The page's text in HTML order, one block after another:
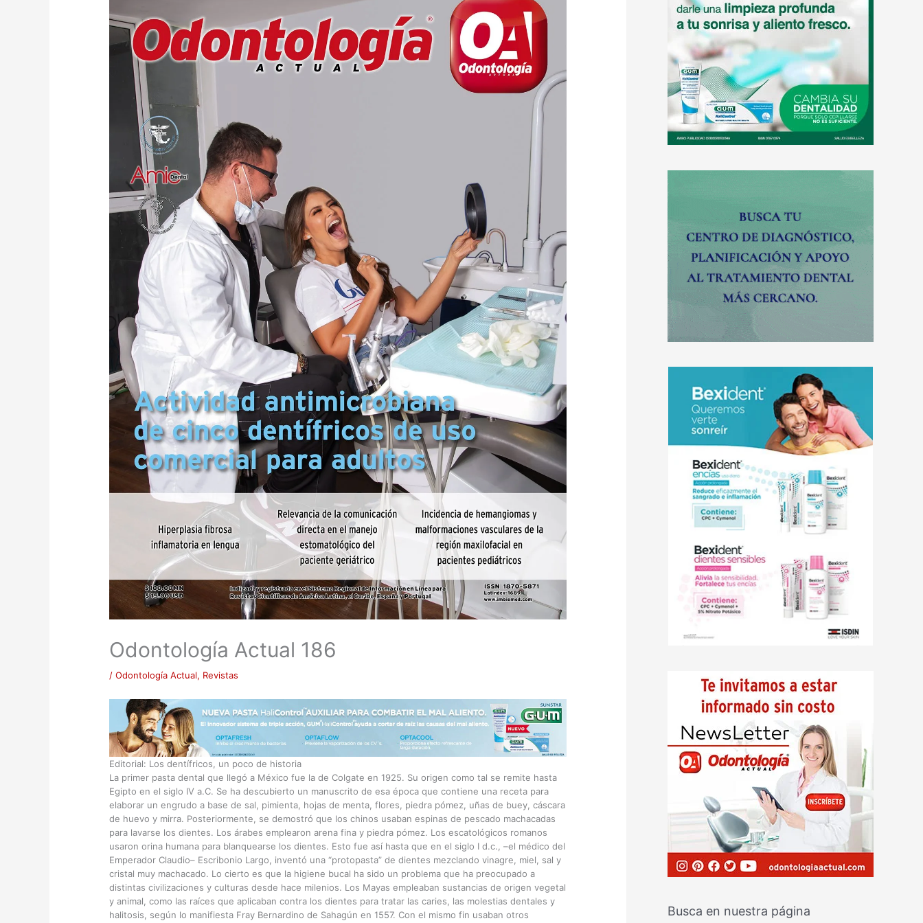
Odontología Actual 186
/ Odontología Actual, Revistas
Editorial: Los dentífricos, un poco de historia
La primer pasta dental que llegó a México fue la de Colgate en 1925. Su origen como tal se remite hasta
Egipto en el siglo IV a.C. Se ha descubierto un manuscrito de esa época que contiene una receta para
elaborar un engrudo a base de sal, pimienta, hojas de menta, flores, piedra pómez, uñas de buey, cáscara
de huevo y mirra. Posteriormente, se demostró que los chinos usaban espinas de pescado machacadas
para lavarse los dientes. Los árabes emplearon arena fina y piedra pómez. Los escatológicos romanos
usaron orina humana para blanquearse los dientes. Esto fue así hasta que en el siglo I d.c., –el médico del
Emperador Claudio– Escribonio Largo, inventó una “protopasta” de dientes mezclando vinagre, miel, sal y
cristal muy machacado. Lo cierto es que la higiene bucal ha sido un problema que ha preocupado a
distintas civilizaciones y culturas desde hace milenios. Los Mayas empleaban sustancias de origen vegetal
y animal, como las raíces que aplicaban contra los dientes para tratar las caries, las molestias dentales y
halitosis, según lo manifiesta Fray Bernardino de Sahagún en 1557. Con el mismo fin usaban otros
Busca en nuestra página